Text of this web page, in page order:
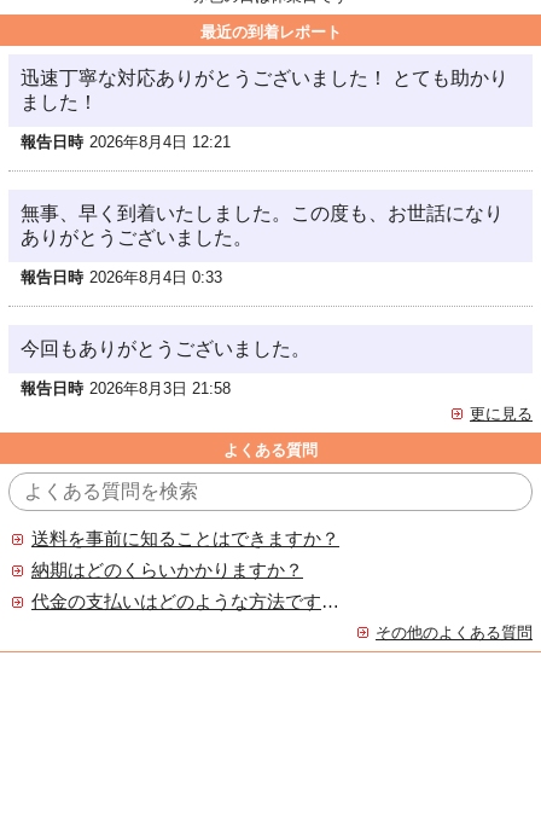
最近の到着レポート
迅速丁寧な対応ありがとうございました！ とても助かり
ました！
報告日時 2026年8月4日 12:21
無事、早く到着いたしました。この度も、お世話になり
ありがとうございました。
報告日時 2026年8月4日 0:33
今回もありがとうございました。
報告日時 2026年8月3日 21:58
更に見る
よくある質問
送料を事前に知ることはできますか？
納期はどのくらいかかりますか？
代金の支払いはどのような方法ですか？
その他のよくある質問